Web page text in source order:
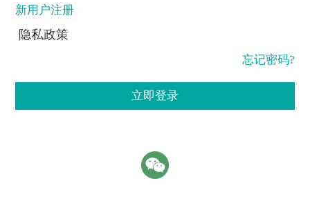
新用户注册
隐私政策
忘记密码?
立即登录